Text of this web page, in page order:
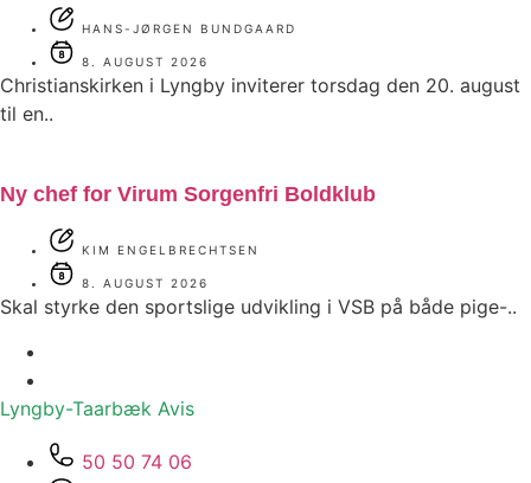
HANS-JØRGEN BUNDGAARD
8. AUGUST 2026
Christianskirken i Lyngby inviterer torsdag den 20. august
til en..
Ny chef for Virum Sorgenfri Boldklub
KIM ENGELBRECHTSEN
8. AUGUST 2026
Skal styrke den sportslige udvikling i VSB på både pige-..
Lyngby-Taarbæk Avis
50 50 74 06